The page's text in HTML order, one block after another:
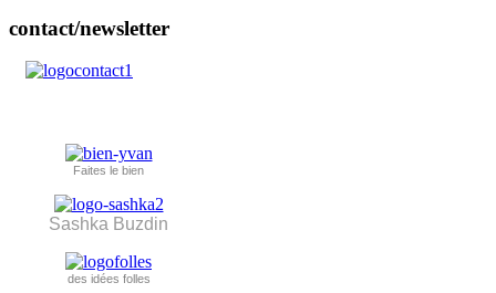
contact/newsletter
Faites le bien
Sashka Buzdin
des idées folles